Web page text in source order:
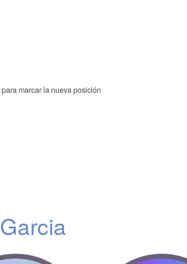
marcar la nueva posición